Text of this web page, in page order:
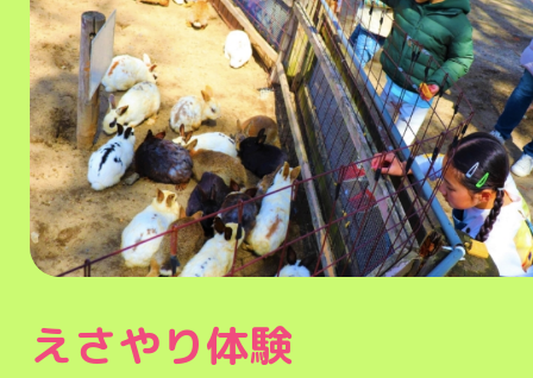
えさやり体験